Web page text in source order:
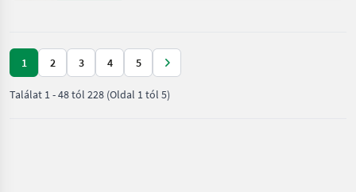
mezőgazdasági
Schäffer
1 2 3 4 5
Találat 1-48tól 228 (Oldal 1 tól 5)